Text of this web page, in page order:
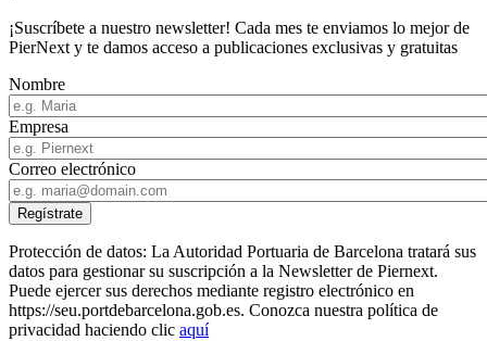
¡Suscríbete a nuestro newsletter! Cada mes te enviamos lo mejor de
PierNext y te damos acceso a publicaciones exclusivas y gratuitas
Nombre
Empresa
Correo electrónico
Protección de datos: La Autoridad Portuaria de Barcelona tratará sus
datos para gestionar su suscripción a la Newsletter de Piernext.
Puede ejercer sus derechos mediante registro electrónico en
https://seu.portdebarcelona.gob.es. Conozca nuestra política de
privacidad haciendo clic aquí